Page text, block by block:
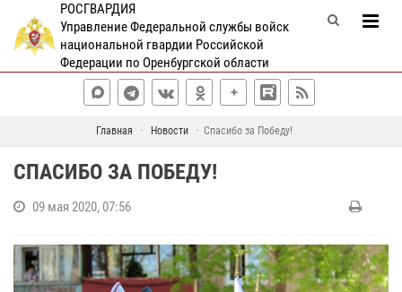
РОСГВАРДИЯ
Управление Федеральной службы войск
национальной гвардии Российской
Федерации по Оренбургской области
Главная Новости Спасибо за Победу!
СПАСИБО ЗА ПОБЕДУ!
09 мая 2020, 07:56